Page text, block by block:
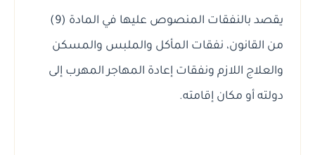
يقصد بالنفقات المنصوص عليها في المادة (9)
من القانون، نفقات المأكل والملبس والمسكن
والعلاج اللازم ونفقات إعادة المهاجر المهرب إلى
دولته أو مكان إقامته.